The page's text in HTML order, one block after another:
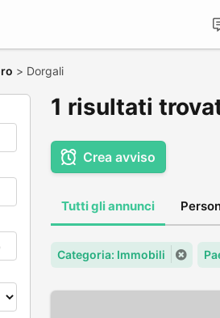
> Dorgali
1 risultati
Crea avviso
Tutti gli annunci
Categoria: Immobili